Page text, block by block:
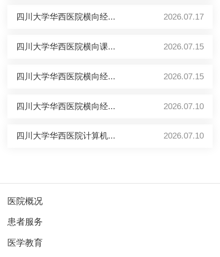
四川大学华西医院横向经... 2026.07.17
四川大学华西医院横向课... 2026.07.15
四川大学华西医院横向经... 2026.07.15
四川大学华西医院横向经... 2026.07.10
四川大学华西医院计算机... 2026.07.10
医院概况
患者服务
医学教育